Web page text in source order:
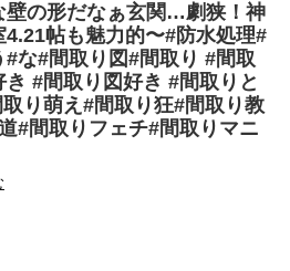
壁の形だなぁ玄関…劇狭！神
4.21帖も魅力的〜#防水処理#
#な#間取り図#間取り #間取
き #間取り図好き #間取りと
り萌え#間取り狂#間取り教
#間取りフェチ#間取りマニ